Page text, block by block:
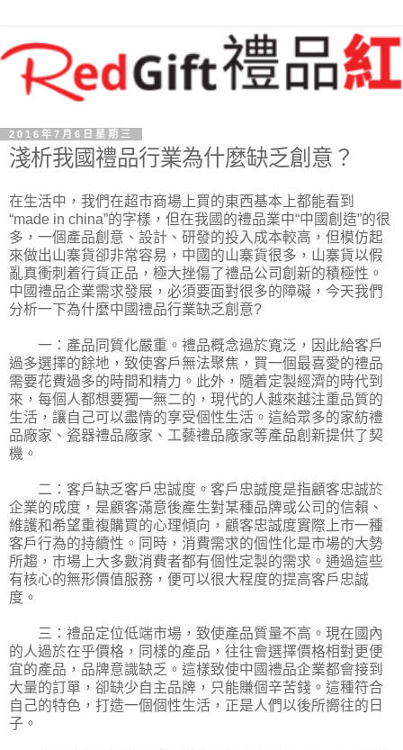
2016年7月6日星期三
淺析我國禮品行業為什麼缺乏創意？
在生活中，我們在超市商場上買的東西基本上都能看到
“made in china”的字樣，但在我國的禮品業中“中國創造”的很
多，一個產品創意、設計、研發的投入成本較高，但模仿起
來做出山寨貨卻非常容易，中國的山寨貨很多，山寨貨以假
亂真衝刺着行貨正品，極大挫傷了禮品公司創新的積極性。
中國禮品企業需求發展，必須要面對很多的障礙，今天我們
分析一下為什麼中國禮品行業缺乏創意?
一：產品同質化嚴重。禮品概念過於寬泛，因此給客戶
過多選擇的餘地，致使客戶無法聚焦，買一個最喜愛的禮品
需要花費過多的時間和精力。此外，隨着定製經濟的時代到
來，每個人都想要獨一無二的，現代的人越來越注重品質的
生活，讓自己可以盡情的享受個性生活。這給眾多的家紡禮
品廠家、瓷器禮品廠家、工藝禮品廠家等產品創新提供了契
機。
二：客戶缺乏客戶忠誠度。客戶忠誠度是指顧客忠誠於
企業的成度，是顧客滿意後產生對某種品牌或公司的信賴、
維護和希望重複購買的心理傾向，顧客忠誠度實際上市一種
客戶行為的持續性。同時，消費需求的個性化是市場的大勢
所趨，市場上大多數消費者都有個性定製的需求。通過這些
有核心的無形價值服務，便可以很大程度的提高客戶忠誠
度。
三：禮品定位低端市場，致使產品質量不高。現在國內
的人過於在乎價格，同樣的產品，往往會選擇價格相對更便
宜的產品，品牌意識缺乏。這樣致使中國禮品企業都會接到
大量的訂單，卻缺少自主品牌，只能賺個辛苦錢。這種符合
自己的特色，打造一個個性生活，正是人們以後所嚮往的日
子。